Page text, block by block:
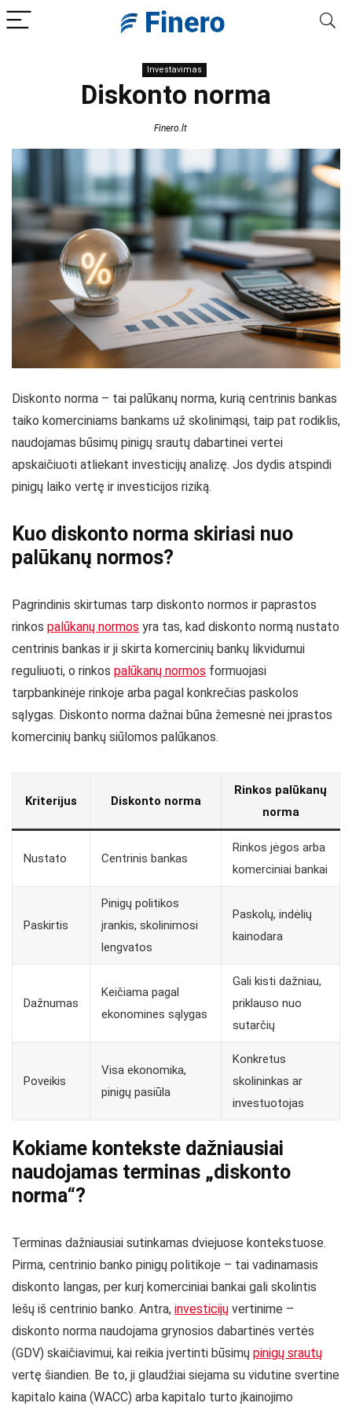
Investavimas
Diskonto norma
Finero.lt
Diskonto norma – tai palūkanų norma, kurią centrinis bankas
taiko komerciniams bankams už skolinimąsi, taip pat rodiklis,
naudojamas būsimų pinigų srautų dabartinei vertei
apskaičiuoti atliekant investicijų analizę. Jos dydis atspindi
pinigų laiko vertę ir investicijos riziką.
Kuo diskonto norma skiriasi nuo
palūkanų normos?
Pagrindinis skirtumas tarp diskonto normos ir paprastos
rinkos palūkanų normos yra tas, kad diskonto normą nustato
centrinis bankas ir ji skirta komercinių bankų likvidumui
reguliuoti, o rinkos palūkanų normos formuojasi
tarpbankinėje rinkoje arba pagal konkrečias paskolos
sąlygas. Diskonto norma dažnai būna žemesnė nei įprastos
komercinių bankų siūlomos palūkanos.
Kriterijus Diskonto norma
Rinkos palūkanų
norma
Nustato Centrinis bankas
Rinkos jėgos arba
komerciniai bankai
Paskirtis
Pinigų politikos
įrankis, skolinimosi
lengvatos
Paskolų, indėlių
kainodara
Dažnumas
Keičiama pagal
ekonomines sąlygas
Gali kisti dažniau,
priklauso nuo
sutarčių
Poveikis
Visa ekonomika,
pinigų pasiūla
Konkretus
skolininkas ar
investuotojas
Kokiame kontekste dažniausiai
naudojamas terminas „diskonto
norma“?
Terminas dažniausiai sutinkamas dviejuose kontekstuose.
Pirma, centrinio banko pinigų politikoje – tai vadinamasis
diskonto langas, per kurį komerciniai bankai gali skolintis
lėšų iš centrinio banko. Antra, investicijų vertinime –
diskonto norma naudojama grynosios dabartinės vertės
(GDV) skaičiavimui, kai reikia įvertinti būsimų pinigų srautų
vertę šiandien. Be to, ji glaudžiai siejama su vidutine svertine
kapitalo kaina (WACC) arba kapitalo turto įkainojimo